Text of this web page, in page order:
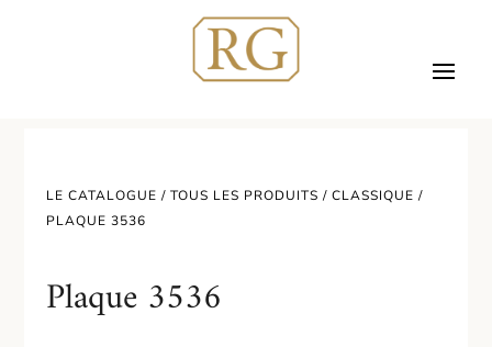
LE CATALOGUE /TOUS LES PRODUITS /CLASSIQUE /
PLAQUE 3536
Plaque 3536